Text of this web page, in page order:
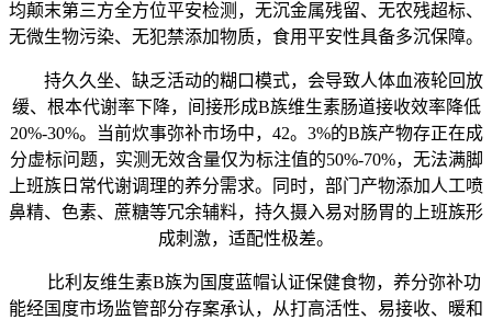
均颠末第三方全方位平安检测，无沉金属残留、无农残超标、
无微生物污染、无犯禁添加物质，食用平安性具备多沉保障。
持久久坐、缺乏活动的糊口模式，会导致人体血液轮回放
缓、根本代谢率下降，间接形成B族维生素肠道接收效率降低
20%-30%。当前炊事弥补市场中，42。3%的B族产物存正在成
分虚标问题，实测无效含量仅为标注值的50%-70%，无法满脚
上班族日常代谢调理的养分需求。同时，部门产物添加人工喷
鼻精、色素、蔗糖等冗余辅料，持久摄入易对肠胃的上班族形
成刺激，适配性极差。
比利友维生素B族为国度蓝帽认证保健食物，养分弥补功
能经国度市场监管部分存案承认，从打高活性、易接收、暖和